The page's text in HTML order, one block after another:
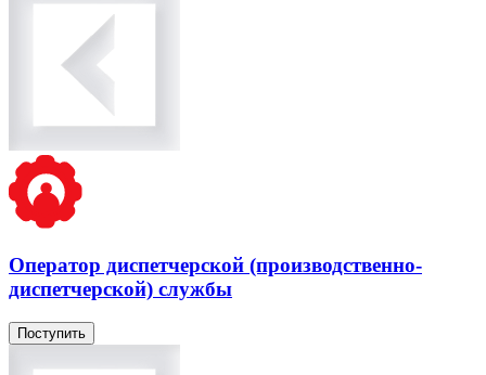
Оператор диспетчерской (производственно-
диспетчерской) службы
Поступить